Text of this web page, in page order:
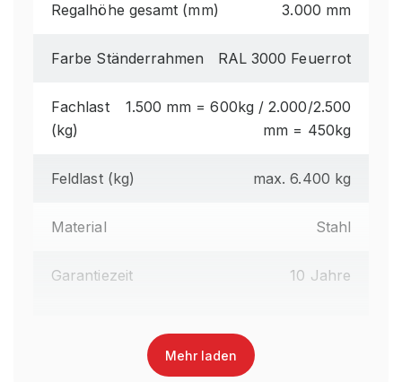
Regalhöhe gesamt (mm) 3.000 mm
Farbe Ständerrahmen RAL 3000 Feuerrot
Fachlast
(kg)
1.500 mm = 600kg / 2.000/2.500
mm = 450kg
Feldlast (kg) max. 6.400 kg
Material Stahl
Garantiezeit 10 Jahre
Nein, Verwendung
Mehr laden